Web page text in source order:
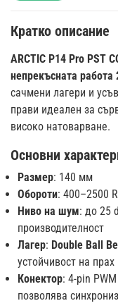
Кратко описание
ARCTIC P14 Pro PST
непрекъсната работа
сачмени лагери и
прави идеален за
високо натоварване.
Основни
Размер: 140 мм
Обороти: 400–2500
Ниво на шум: до 25
производителност
Лагер: Double Ball
устойчивост на
Конектор: 4-pin
позволява